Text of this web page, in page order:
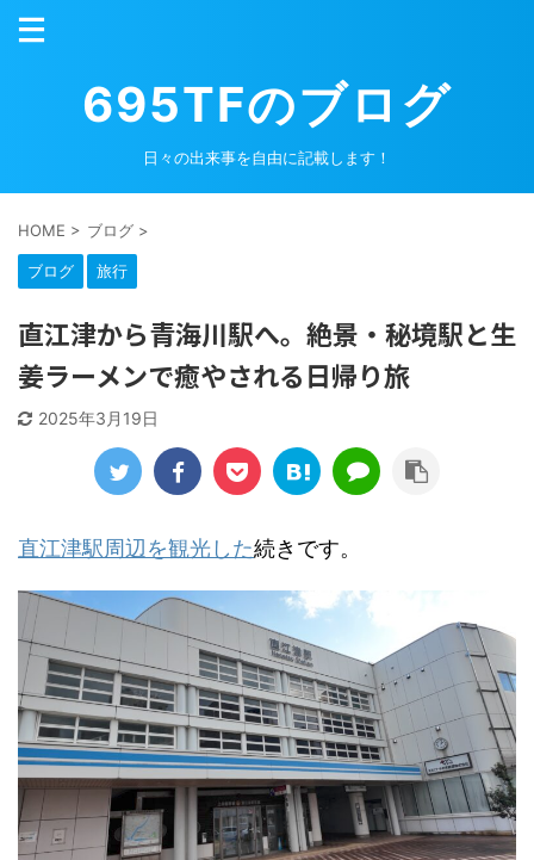
695TFのブログ
日々の出来事を自由に記載します！
HOME > ブログ >
ブログ 旅行
直江津から青海川駅へ。絶景・秘境駅と生
姜ラーメンで癒やされる日帰り旅
2025年3月19日
直江津駅周辺を観光した続きです。